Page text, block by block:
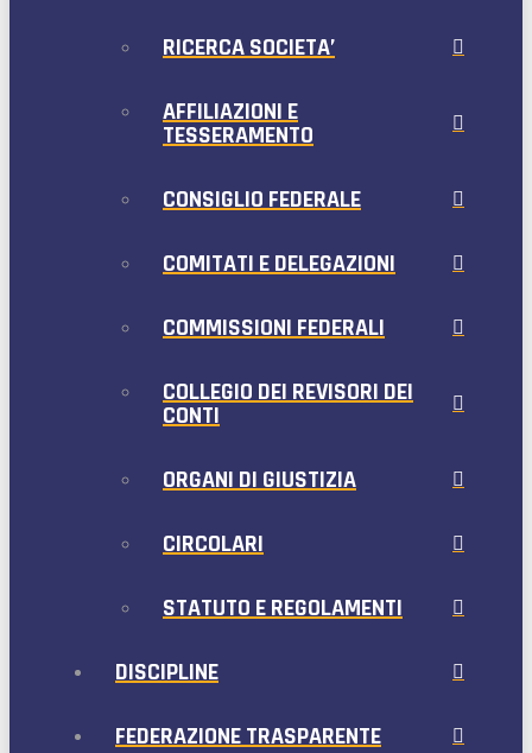
RICERCA SOCIETA’
AFFILIAZIONI E
TESSERAMENTO
CONSIGLIO FEDERALE
COMITATI E DELEGAZIONI
COMMISSIONI FEDERALI
COLLEGIO DEI REVISORI DEI
CONTI
ORGANI DI GIUSTIZIA
CIRCOLARI
STATUTO E REGOLAMENTI
DISCIPLINE
FEDERAZIONE TRASPARENTE